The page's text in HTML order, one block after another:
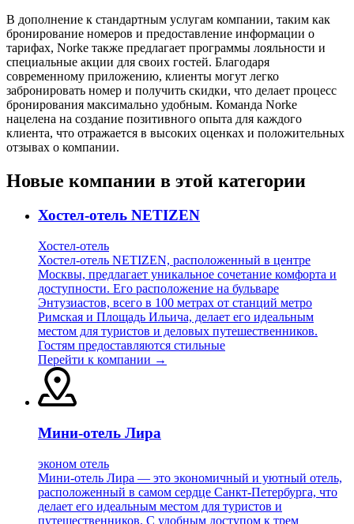
В дополнение к стандартным услугам компании, таким как
бронирование номеров и предоставление информации о
тарифах, Norke также предлагает программы лояльности и
специальные акции для своих гостей. Благодаря
современному приложению, клиенты могут легко
забронировать номер и получить скидки, что делает процесс
бронирования максимально удобным. Команда Norke
нацелена на создание позитивного опыта для каждого
клиента, что отражается в высоких оценках и положительных
отзывах о компании.
Новые компании в этой категории
Хостел-отель NETIZEN
Хостел-отель
Хостел-отель NETIZEN, расположенный в центре
Москвы, предлагает уникальное сочетание комфорта и
доступности. Его расположение на бульваре
Энтузиастов, всего в 100 метрах от станций метро
Римская и Площадь Ильича, делает его идеальным
местом для туристов и деловых путешественников.
Гостям предоставляются стильные
Перейти к компании →
Мини-отель Лира
эконом отель
Мини-отель Лира — это экономичный и уютный отель,
расположенный в самом сердце Санкт-Петербурга, что
делает его идеальным местом для туристов и
путешественников. С удобным доступом к трем